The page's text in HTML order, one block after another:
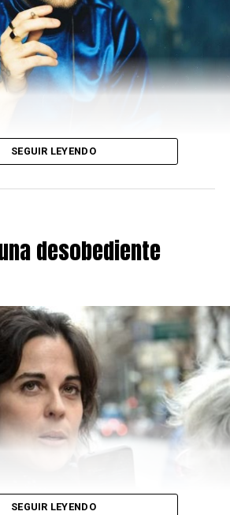
SEGUIR LEYENDO
desobediente
SEGUIR LEYENDO